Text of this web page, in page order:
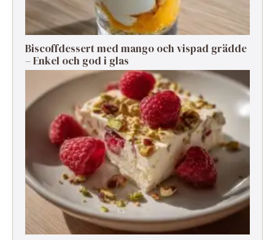
Biscoffdessert med mango och vispad grädde
– Enkel och god i glas